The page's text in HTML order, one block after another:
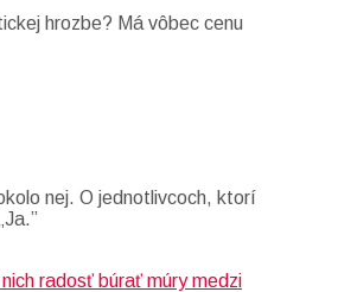
hrozbe? Má vôbec cenu
nej. O jednotlivcoch, ktorí